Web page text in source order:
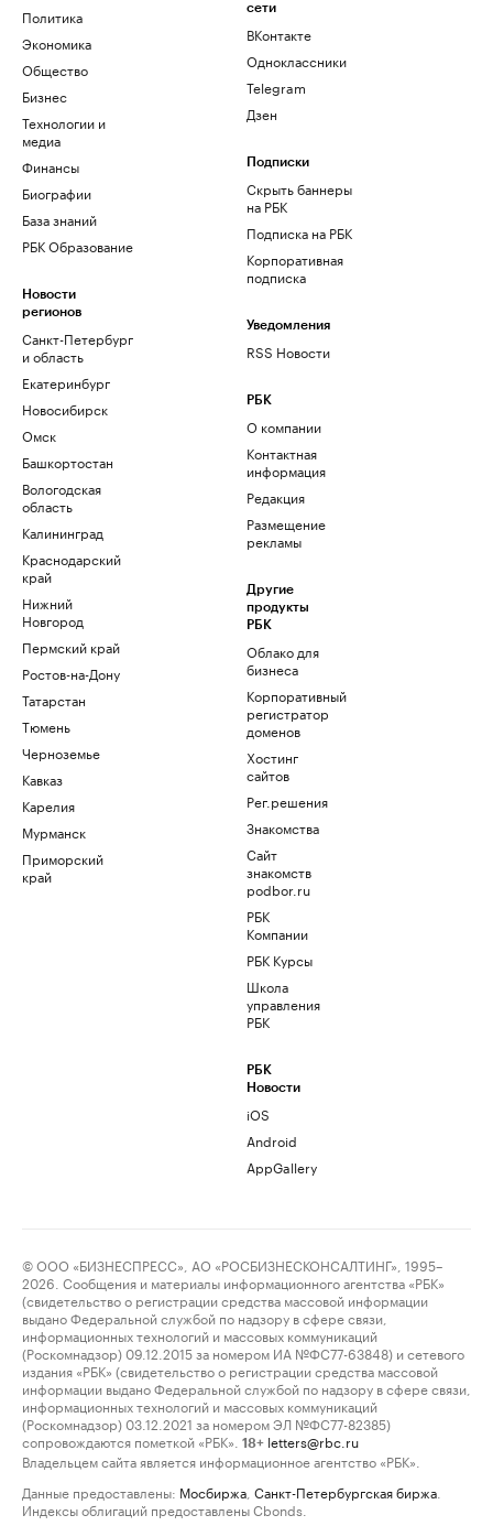
Политика
Экономика
Общество
Бизнес
Технологии и
медиа
Финансы
Биографии
База знаний
РБК Образование
Новости
регионов
Санкт-Петербург
и область
Екатеринбург
Новосибирск
Омск
Башкортостан
Вологодская
область
Калининград
Краснодарский
край
Нижний
Новгород
Пермский край
Ростов-на-Дону
Татарстан
Тюмень
Черноземье
Кавказ
Карелия
Мурманск
Приморский
край
сети
ВКонтакте
Одноклассники
Telegram
Дзен
Подписки
Скрыть баннеры
на РБК
Подписка на РБК
Корпоративная
подписка
Уведомления
RSS Новости
РБК
О компании
Контактная
информация
Редакция
Размещение
рекламы
Другие
продукты
РБК
Облако для
бизнеса
Корпоративный
регистратор
доменов
Хостинг
сайтов
Рег.решения
Знакомства
Сайт
знакомств
podbor.ru
РБК
Компании
РБК Курсы
Школа
управления
РБК
РБК
Новости
iOS
Android
AppGallery
© ООО «БИЗНЕСПРЕСС», АО «РОСБИЗНЕСКОНСАЛТИНГ», 1995–
2026. Сообщения и материалы информационного агентства «РБК»
(свидетельство о регистрации средства массовой информации
выдано Федеральной службой по надзору в сфере связи,
информационных технологий и массовых коммуникаций
(Роскомнадзор) 09.12.2015 за номером ИА №ФС77-63848) и сетевого
издания «РБК» (свидетельство о регистрации средства массовой
информации выдано Федеральной службой по надзору в сфере связи,
информационных технологий и массовых коммуникаций
(Роскомнадзор) 03.12.2021 за номером ЭЛ №ФС77-82385)
сопровождаются пометкой «РБК».
18+ letters@rbc.ru
Владельцем сайта является информационное агентство «РБК».
Данные предоставлены: Мосбиржа Санкт-Петербургская биржа
Индексы облигаций предоставлены Cbonds.